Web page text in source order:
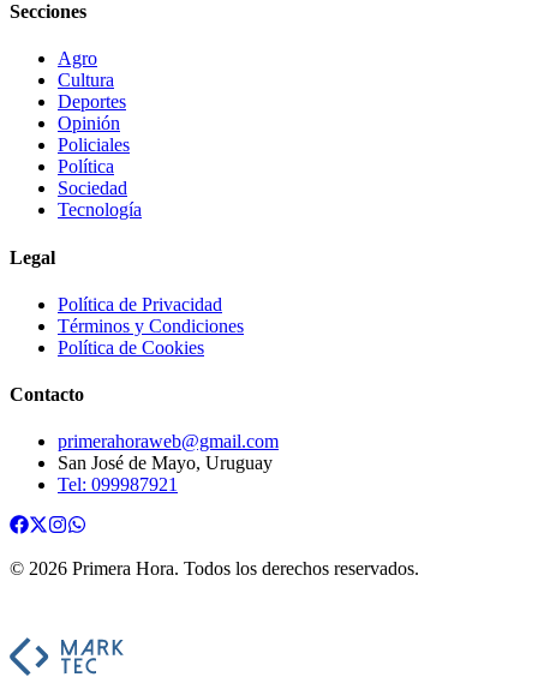
Secciones
Agro
Cultura
Deportes
Opinión
Policiales
Política
Sociedad
Tecnología
Legal
Política de Privacidad
Términos y Condiciones
Política de Cookies
Contacto
primerahoraweb@gmail.com
San José de Mayo, Uruguay
Tel: 099987921
© 2026 Primera Hora. Todos los derechos reservados.